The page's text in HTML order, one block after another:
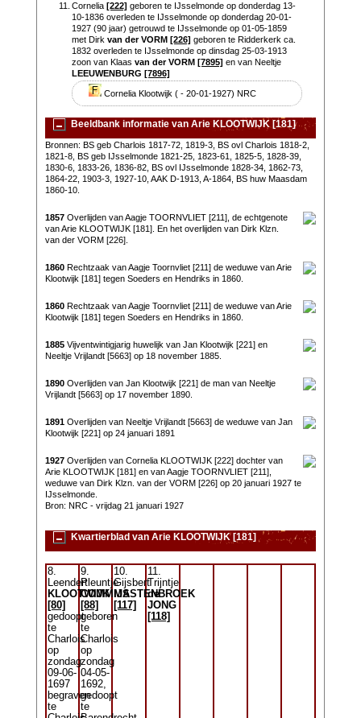
11. Cornelia[222] geboren te IJsselmonde op donderdag 13-
10-1836 overleden te IJsselmonde op donderdag 20-01-
1927 (90 jaar) getrouwd te IJsselmonde op 01-05-1859
met Dirkvan der VORM [226] geboren te Ridderkerk ca.
1832 overleden te IJsselmonde op dinsdag 25-03-1913
zoon van Klaasvan der VORM [7895] en van Neeltje
LEEUWENBURG [7896]
Cornelia Klootwijk ( - 20-01-1927) NRC
Beeldbank informatie van Arie KLOOTWIJK [181]
Bronnen: BS geb Charlois 1817-72, 1819-3, BS ovl Charlois 1818-2,
1821-8, BS geb IJsselmonde 1821-25, 1823-61, 1825-5, 1828-39,
1830-6, 1833-26, 1836-82, BS ovl IJsselmonde 1828-34, 1862-73,
1864-22, 1903-3, 1927-10, AAK D-1913, A-1864, BS huw Maasdam
1860-10.
1857Overlijden van Aagje TOORNVLIET [211], de echtgenote
van Arie KLOOTWIJK [181]. En het overlijden van Dirk Klzn.
van der VORM [226].
1860Rechtzaak van Aagje Toornvliet [211] de weduwe van Arie
Klootwijk [181] tegen Soeders en Hendriks in 1860.
1860Rechtzaak van Aagje Toornvliet [211] de weduwe van Arie
Klootwijk [181] tegen Soeders en Hendriks in 1860.
1885Vijventwintigjarig huwelijk van Jan Klootwijk [221] en
Neeltje Vrijlandt [5663] op 18 november 1885.
1890Overlijden van Jan Klootwijk [221] de man van Neeltje
Vrijlandt [5663] op 17 november 1890.
1891Overlijden van Neeltje Vrijlandt [5663] de weduwe van Jan
Klootwijk [221] op 24 januari 1891
1927Overlijden van Cornelia KLOOTWIJK [222] dochter van
Arie KLOOTWIJK [181] en van Aagje TOORNVLIET [211],
weduwe van Dirk Klzn. van der VORM [226] op 20 januari 1927 te
IJsselmonde.
Bron: NRC - vrijdag 21 januari 1927
Kwartierblad van Arie KLOOTWIJK [181]
8.
Leendert
KLOOTWIJK
[80]
gedoopt
te
Charlois
op
zondag
09-06-
1697
begraven
te
9.
Pleuntje
COMMIJS
[88]
geboren
te
Charlois
op
zondag
04-05-
1692,
gedoopt
te
10.
Gijsbert
MASTENBROEK
[117]
11.
Trijntje
de
JONG
[118]